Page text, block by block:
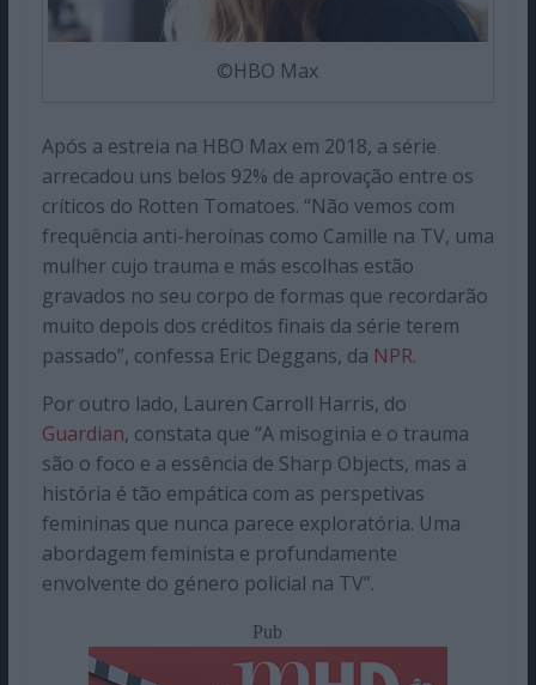
©HBO Max
Após a estreia na HBO Max em 2018, a série
arrecadou uns belos 92% de aprovação entre os
críticos do Rotten Tomatoes. “Não vemos com
frequência anti-heroínas como Camille na TV, uma
mulher cujo trauma e más escolhas estão
gravados no seu corpo de formas que recordarão
muito depois dos créditos finais da série terem
passado”, confessa Eric Deggans, da NPR.
Por outro lado, Lauren Carroll Harris, do
Guardian, constata que “A misoginia e o trauma
são o foco e a essência de Sharp Objects, mas a
história é tão empática com as perspetivas
femininas que nunca parece exploratória. Uma
abordagem feminista e profundamente
envolvente do género policial na TV”.
Pub